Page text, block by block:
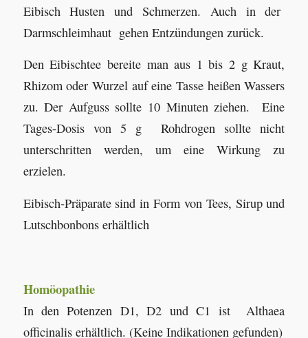
Eibisch Husten und Schmerzen. Auch in der
Darmschleimhaut gehen Entzündungen zurück.
Den Eibischtee bereite man aus 1 bis 2 g Kraut,
Rhizom oder Wurzel auf eine Tasse heißen Wassers
zu. Der Aufguss sollte 10 Minuten ziehen. Eine
Tages-Dosis von 5 g Rohdrogen sollte nicht
unterschritten werden, um eine Wirkung zu
erzielen.
Eibisch-Präparate sind in Form von Tees, Sirup und
Lutschbonbons erhältlich
Homöopathie
In den Potenzen D1, D2 und C1 ist Althaea
officinalis erhältlich. (Keine Indikationen gefunden)